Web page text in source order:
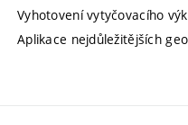
Vyhotovení vytyčovacího
Aplikace nejdůležitějších